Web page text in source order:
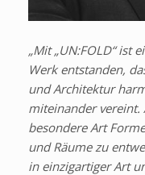
„Mit „UN:FOLD“ ist
Werk entstanden,
und Architektur
miteinander vereint.
besondere Art
und Räume zu
in einzigartiger Art